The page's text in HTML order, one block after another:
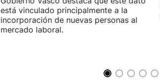
está vinculado principalmente a la
incorporación de nuevas personas al
mercado laboral.